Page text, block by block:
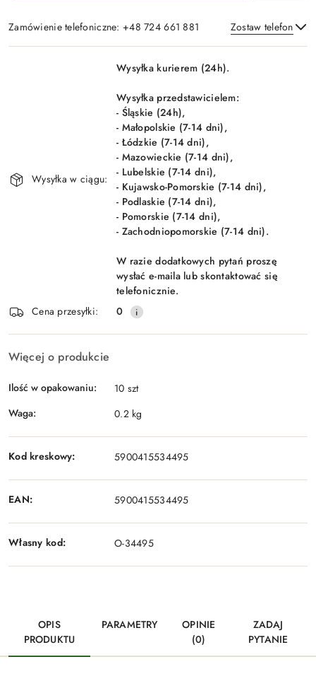
Zamówienie telefoniczne: +48 724 661 881 Zostaw telefon
Wyślij
Dostępność
Wysyłka w ciągu:
Wysyłka kurierem (24h).
Wysyłka przedstawicielem:
- Śląskie (24h),
- Małopolskie (7-14 dni),
- Łódzkie (7-14 dni),
- Mazowieckie (7-14 dni),
- Lubelskie (7-14 dni),
- Kujawsko-Pomorskie (7-14 dni),
- Podlaskie (7-14 dni),
- Pomorskie (7-14 dni),
- Zachodniopomorskie (7-14 dni).
W razie dodatkowych pytań proszę
wysłać e-maila lub skontaktować się
telefonicznie.
Cena przesyłki:
0
Więcej o produkcie
Ilość w opakowaniu:
10 szt
Waga:
0.2 kg
Kod kreskowy: 5900415534495
EAN: 5900415534495
Własny kod: O-34495
OPIS
PRODUKTU
PARAMETRY
OPINIE
(0)
ZADAJ
PYTANIE